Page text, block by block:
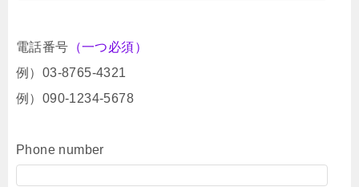
電話番号 （一つ必須）
例）03-8765-4321
例）090-1234-5678
Phone number